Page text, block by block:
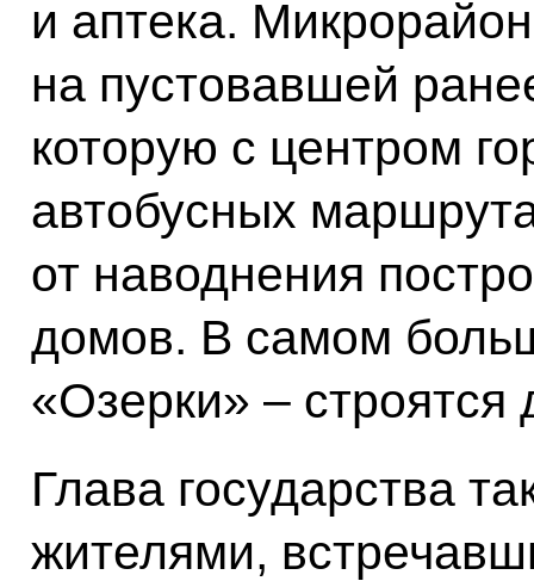
и аптека.
на пустовавшей
которую с центром
автобусных
от наводнения
домов. В самом
«Озерки» –
Глава государства
жителями,